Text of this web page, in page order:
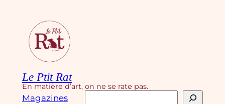
contenu
Le Ptit Rat
En matière d’art, on ne se rate pas.
Magazines
Rechercher